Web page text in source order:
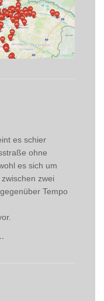
es schier
ohne
es sich um
zwei
Tempo